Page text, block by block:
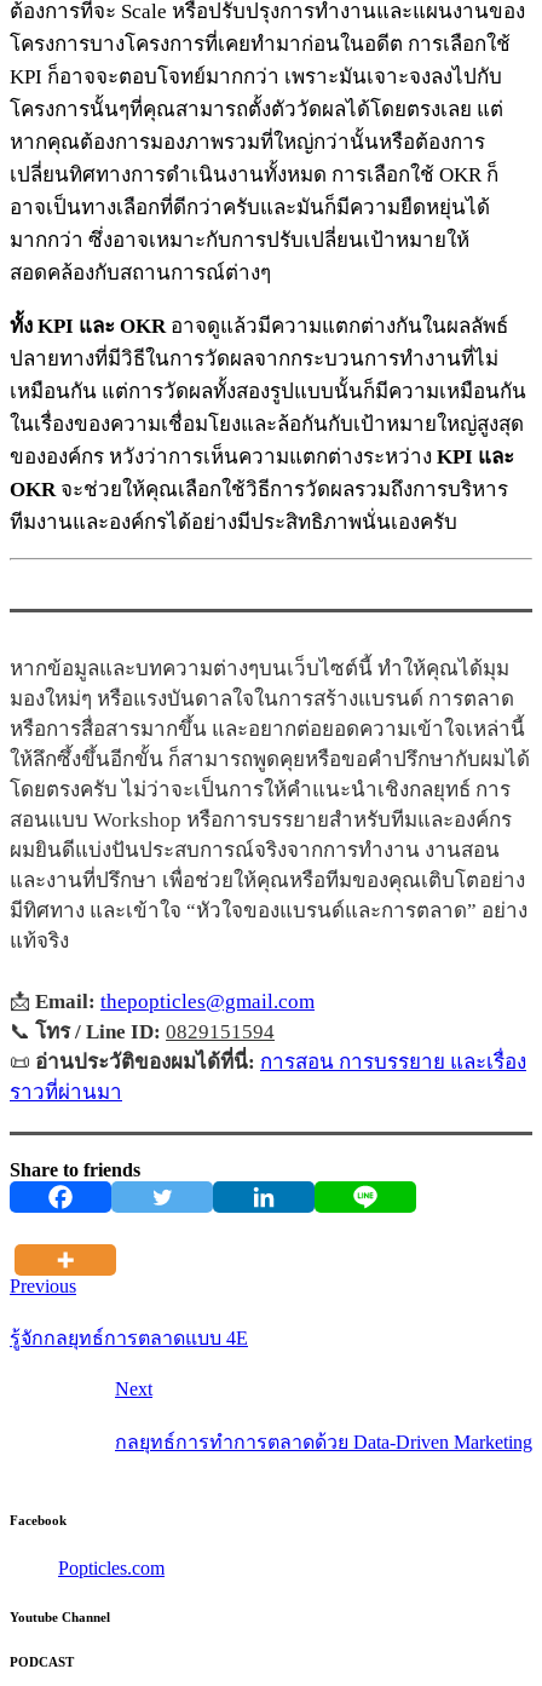
ต้องการที่จะ Scale หรือปรับปรุงการทำงานและแผนงานของ
โครงการบางโครงการที่เคยทำมาก่อนในอดีต การเลือกใช้
KPI ก็อาจจะตอบโจทย์มากกว่า เพราะมันเจาะจงลงไปกับ
โครงการนั้นๆที่คุณสามารถตั้งตัววัดผลได้โดยตรงเลย แต่
หากคุณต้องการมองภาพรวมที่ใหญ่กว่านั้นหรือต้องการ
เปลี่ยนทิศทางการดำเนินงานทั้งหมด การเลือกใช้ OKR ก็
อาจเป็นทางเลือกที่ดีกว่าครับและมันก็มีความยืดหยุ่นได้
มากกว่า ซึ่งอาจเหมาะกับการปรับเปลี่ยนเป้าหมายให้
สอดคล้องกับสถานการณ์ต่างๆ
ทั้ง KPI และ OKR อาจดูแล้วมีความแตกต่างกันในผลลัพธ์
ปลายทางที่มีวิธีในการวัดผลจากกระบวนการทำงานที่ไม่
เหมือนกัน แต่การวัดผลทั้งสองรูปแบบนั้นก็มีความเหมือนกัน
ในเรื่องของความเชื่อมโยงและล้อกันกับเป้าหมายใหญ่สูงสุด
ขององค์กร หวังว่าการเห็นความแตกต่างระหว่าง KPI และ
OKR จะช่วยให้คุณเลือกใช้วิธีการวัดผลรวมถึงการบริหาร
ทีมงานและองค์กรได้อย่างมีประสิทธิภาพนั่นเองครับ
หากข้อมูลและบทความต่างๆบนเว็บไซต์นี้ ทำให้คุณได้มุม
มองใหม่ๆ หรือแรงบันดาลใจในการสร้างแบรนด์ การตลาด
หรือการสื่อสารมากขึ้น และอยากต่อยอดความเข้าใจเหล่านี้
ให้ลึกซึ้งขึ้นอีกขั้น ก็สามารถพูดคุยหรือขอคำปรึกษากับผมได้
โดยตรงครับ ไม่ว่าจะเป็นการให้คำแนะนำเชิงกลยุทธ์ การ
สอนแบบ Workshop หรือการบรรยายสำหรับทีมและองค์กร
ผมยินดีแบ่งปันประสบการณ์จริงจากการทำงาน งานสอน
และงานที่ปรึกษา เพื่อช่วยให้คุณหรือทีมของคุณเติบโตอย่าง
มีทิศทาง และเข้าใจ “หัวใจของแบรนด์และการตลาด” อย่าง
แท้จริง
📩 Email: thepopticles@gmail.com
📞 โทร / Line ID: 0829151594
📜 อ่านประวัติของผมได้ที่นี่: การสอน การบรรยาย และเรื่อง
ราวที่ผ่านมา
Share to friends
Previous
รู้จักกลยุทธ์การตลาดแบบ 4E
Next
กลยุทธ์การทำการตลาดด้วย Data-Driven Marketing
Facebook
Popticles.com
Youtube Channel
PODCAST